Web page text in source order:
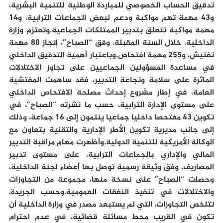
تدقيق الحساب الخصوصي للمباردة الوطنية للتنمية البشرية،
و43 مهمة تهم مواكبة ودعم لبعض الجماعات الترابية، و14
مهمة مواكبة تتعلق بتدبير الممتلكات الجماعية.وتعتزم وزارة
الداخلية، خلال السنة المقبلة، وفق “الصباح”، إنجاز 80 مهمة
تفتيش، و255 مهمة افتحاص.وباعتبار أهمية التدقيق الداخلي
في مساعدة المسؤولين الجماعيين على تجاوز الاختلالات
الماثرة على سلامة ونجاعة التدبير، فقد ساهمت المفتشية
العامة، في إطار مشروع إحداث مصلحة الافتحاص الداخلي
على مستوى الإدارة الترابية، حسب ما نشرته “الصباح”، في
تكوين 43 مفتحصا داخليا جماعيا ينتمون إلى 16 جماعة، وذلك
إلى جانب مديرية تكوين الأطر الإدارية والتقنية بتعاون مع
الوكالة الأمريكية للتنمية الدولية.وأظهرت مهام مراقبة التدبير
المالي والإداري بالجماعات الترابية، على مستوى تدبير
المصاريف، وفق وثيقة رسمية توصل بها أعضاء لجنة الداخلية،
وحصلت “الصباح” على نسخة منها، مجموعة من التجاوزات
والاختلالات في تنفيذ النفقات العمومية.وحسب الجريدة،
تتلخص التجاوزات، التي لم يستبعد مصدر في وزارة الداخلية أن
تكون في القريب محط مسائلة قضائية، في عدم احترام